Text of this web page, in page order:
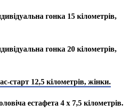
гонка 15 кілометрів,
гонка 20 кілометрів,
старт 12,5 кілометрів, жінки.
естафета 4 х 7,5 кілометрів.